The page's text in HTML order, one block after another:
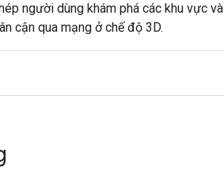
người dùng khám phá các khu vực và
cận qua mạng ở chế độ 3D.